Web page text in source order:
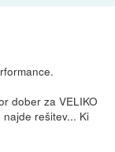
dober za VELIKO
rešitev... Ki